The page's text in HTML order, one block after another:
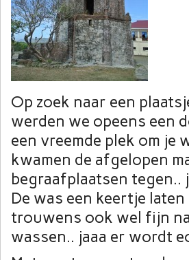
Op zoek naar een
werden we opeens een
een vreemde plek om je
kwamen de afgelopen
begraafplaatsen
De was een keertje
trouwens ook wel fijn
wassen.. jaaa er wordt